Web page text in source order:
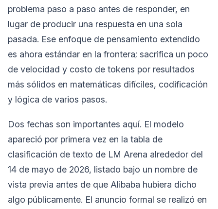
problema paso a paso antes de responder, en
lugar de producir una respuesta en una sola
pasada. Ese enfoque de pensamiento extendido
es ahora estándar en la frontera; sacrifica un poco
de velocidad y costo de tokens por resultados
más sólidos en matemáticas difíciles, codificación
y lógica de varios pasos.
Dos fechas son importantes aquí. El modelo
apareció por primera vez en la tabla de
clasificación de texto de LM Arena alrededor del
14 de mayo de 2026, listado bajo un nombre de
vista previa antes de que Alibaba hubiera dicho
algo públicamente. El anuncio formal se realizó en